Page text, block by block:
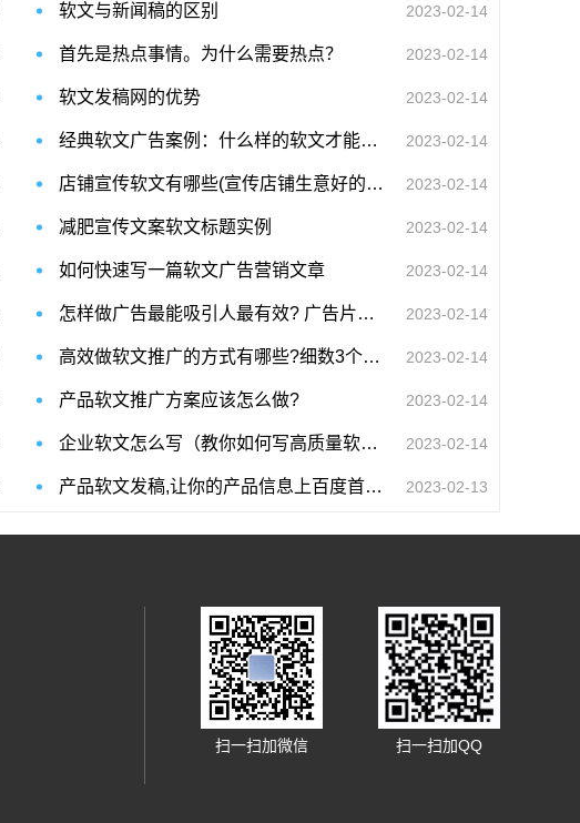
软文与新闻稿的区别 2023-02-14
首先是热点事情。为什么需要热点？ 2023-02-14
软文发稿网的优势 2023-02-14
经典软文广告案例：什么样的软文才能打动用户下单？ 2023-02-14
店铺宣传软文有哪些(宣传店铺生意好的文案) 2023-02-14
减肥宣传文案软文标题实例 2023-02-14
如何快速写一篇软文广告营销文章 2023-02-14
怎样做广告最能吸引人最有效? 广告片怎样制作才能吸引客户注意力? 2023-02-14
高效做软文推广的方式有哪些?细数3个有效推广小技巧 2023-02-14
产品软文推广方案应该怎么做? 2023-02-14
企业软文怎么写（教你如何写高质量软文的技巧） 2023-02-14
产品软文发稿,让你的产品信息上百度首页霸屏 2023-02-13
扫一扫加微信 扫一扫加QQ